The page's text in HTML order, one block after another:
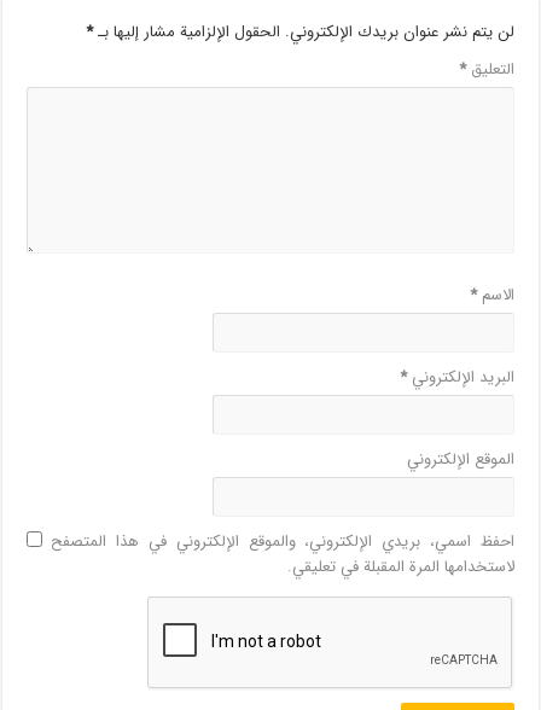
لن يتم نشر عنوان بريدك الإلكتروني. الحقول الإلزامية مشار إليها بـ*
التعليق*
الاسم*
البريد الإلكتروني*
الموقع الإلكتروني
احفظ اسمي، بريدي الإلكتروني، والموقع الإلكتروني في هذا المتصفح
لاستخدامها المرة المقبلة في تعليقي.